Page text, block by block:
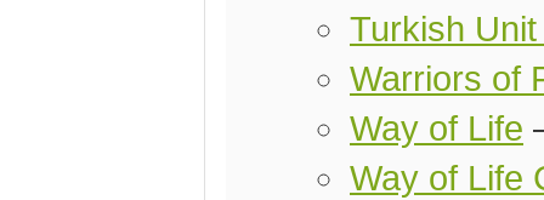
Turkish
Warriors of
Way of Life
Way of Life